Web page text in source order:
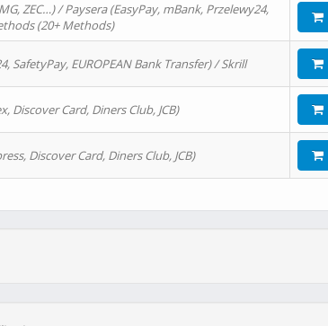
ZEC…) / Paysera (EasyPay, mBank, Przelewy24,
(20+ Methods)
SafetyPay, EUROPEAN Bank Transfer) / Skrill
Card, Diners Club, JCB)
Discover Card, Diners Club, JCB)